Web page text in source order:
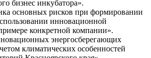
бизнес инкубатора».
основных рисков при формировании
инновационной
конкретной компании».
энергосберегающих
климатических особенностей